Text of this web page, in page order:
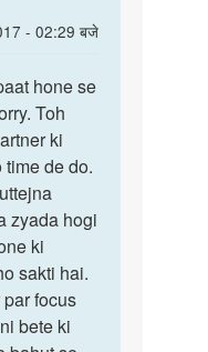
- 02:29 बजे
hone se
Toh
ki
de do.
zyada hogi
ki
sakti hai.
focus
bete ki